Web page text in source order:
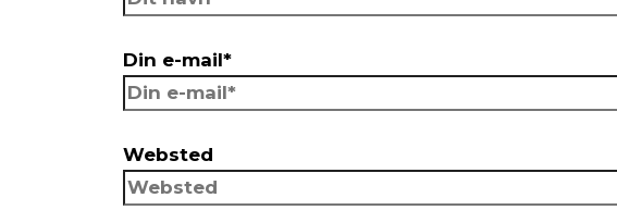
Din e-mail*
Websted